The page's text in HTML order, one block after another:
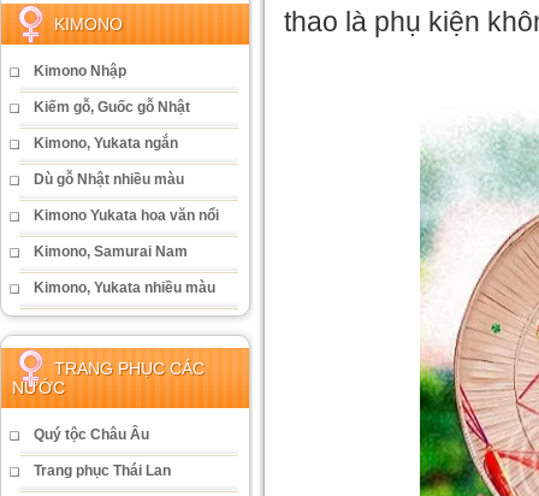
KIMONO
Kimono Nhập
Kiếm gỗ, Guốc gỗ Nhật
Kimono, Yukata ngắn
Dù gỗ Nhật nhiều màu
Kimono Yukata hoa văn nổi
Kimono, Samurai Nam
Kimono, Yukata nhiều màu
TRANG PHỤC CÁC
NƯỚC
Quý tộc Châu Âu
Trang phục Thái Lan
thao là phụ kiện